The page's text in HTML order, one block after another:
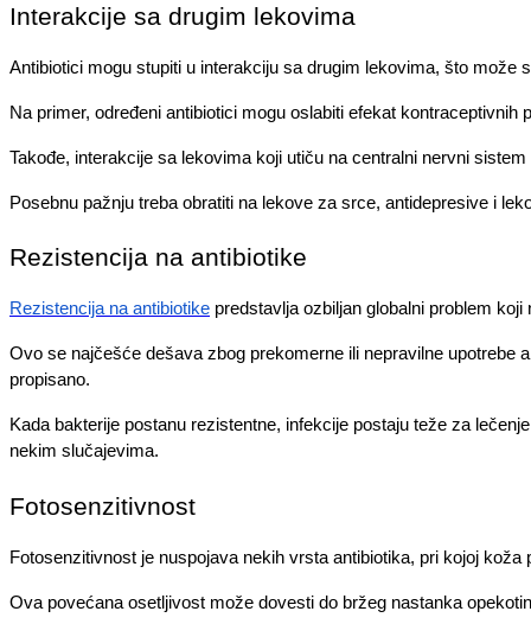
Interakcije sa drugim lekovima
Antibiotici mogu stupiti u interakciju sa drugim lekovima, što
Na primer, određeni antibiotici mogu oslabiti efekat
Takođe, interakcije sa lekovima koji utiču na centralni nervni
Posebnu pažnju treba obratiti na lekove za srce, antidepresive i
Rezistencija na antibiotike
Rezistencija na antibiotike predstavlja ozbiljan globalni problem
Ovo se najčešće dešava zbog prekomerne ili nepravilne upotrebe
propisano.
Kada bakterije postanu rezistentne, infekcije postaju teže za
nekim slučajevima.
Fotosenzitivnost
Fotosenzitivnost je nuspojava nekih vrsta antibiotika, pri kojoj
Ova povećana osetljivost može dovesti do bržeg nastanka